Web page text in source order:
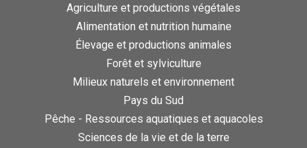
Agriculture et productions végétales
Alimentation et nutrition humaine
Élevage et productions animales
Forêt et sylviculture
Milieux naturels et environnement
Pays du Sud
Pêche - Ressources aquatiques et aquacoles
Sciences de la vie et de la terre